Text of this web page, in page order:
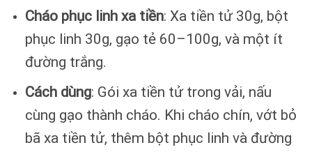
Cháo phục linh xa tiền: Xa tiền tử 30g, bột
phục linh 30g, gạo tẻ 60–100g, và một ít
đường trắng.
Cách dùng: Gói xa tiền tử trong vải, nấu
cùng gạo thành cháo. Khi cháo chín, vớt bỏ
bã xa tiền tử, thêm bột phục linh và đường